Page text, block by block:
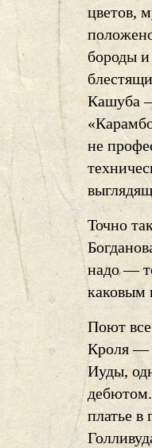
цветов,
бороды
Кашуба —
не
Точно
надо —
каковым
Поют
Кроля —
Иуды,
платье в